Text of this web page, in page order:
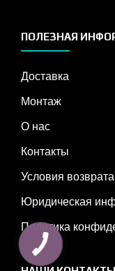
ПОЛЕЗНАЯ
Доставка
Монтаж
О нас
Контакты
Условия возврата
Юридическая
Политика